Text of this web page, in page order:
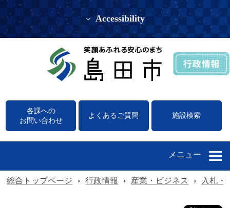
Accessibility
各課への
お問い合わせ
よくあるご質問 施設検索
メニュー
総合トップページ › 行政情報 › 産業・ビジネス › 入札・